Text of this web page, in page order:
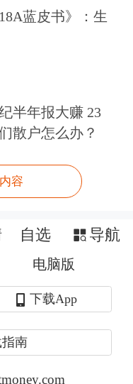
银行间市场的
分析软件看到
解债券市场的
场当中进行竞
非常大。
债现券市场的
后，市场中存
如套保、套利
使得可交割国
跃的品种。同
市商的做市意
蓝皮书》：生
半年报大赚 23
散户怎么办？
容
自选 导航
电脑版
下载App
南